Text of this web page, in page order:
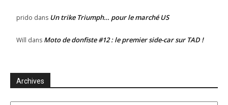
prido dans Un trike Triumph… pour le marché US
Will dans Moto de donfiste #12 : le premier side-car sur TAD !
Archives
Archives